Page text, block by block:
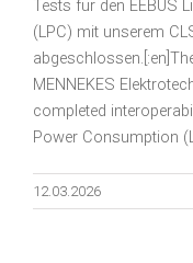
Tests für den EEBUS
(LPC) mit unserem
MENNEKES
completed
Power Consumption
12.03.2026